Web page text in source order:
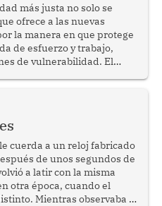
más justa no solo se
ofrece a las nuevas
la manera en que protege
de esfuerzo y trabajo,
de vulnerabilidad. El
los beneficiarios del
de fortalecer las políticas
mayores en pobreza.
cuerda a un reloj fabricado
de unos segundos de
a latir con la misma
otra época, cuando el
Mientras observaba el